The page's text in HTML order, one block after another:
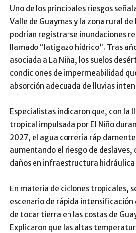
Uno de los principales riesgos
Valle de Guaymas y la zona rural
podrían registrarse inundaciones
llamado “latigazo hídrico”. Tras
asociada a La Niña, los suelos
condiciones de impermeabilidad
absorción adecuada de lluvias
Especialistas indicaron que, con la
tropical impulsada por El Niño
2027, el agua correría
aumentando el riesgo de deslaves,
daños en infraestructura hidráulica
En materia de ciclones tropicales,
escenario de rápida
de tocar tierra en las costas de
Explicaron que las altas